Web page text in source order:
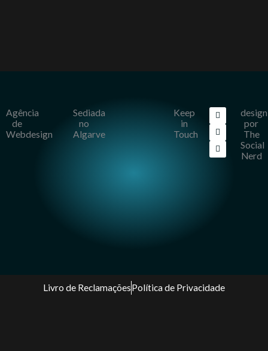
Agência
de
Webdesign
Sediada
no
Algarve
Keep
in
Touch
F
a
c
e
b
o
o
I
n
s
t
a
g
r
L
i
n
k
e
d
i
design
por
The
Social
Nerd
Livro de ReclamaçõesPolítica de Privacidade